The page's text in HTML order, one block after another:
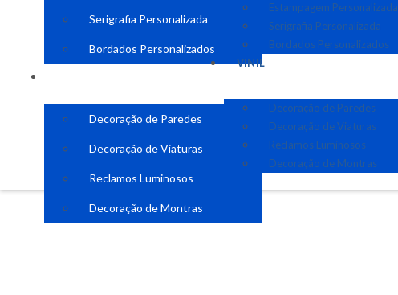
Serigrafia Personalizada
Bordados Personalizados
Decoração de Paredes
Decoração de Viaturas
Reclamos Luminosos
Decoração de Montras
Estampagem Personalizada
Serigrafia Personalizada
Bordados Personalizados
VINIL
Decoração de Paredes
Decoração de Viaturas
Reclamos Luminosos
Decoração de Montras